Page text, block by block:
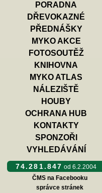
PORADNA
DŘEVOKAZNÉ
PŘEDNÁŠKY
MYKO AKCE
FOTOSOUTĚŽ
KNIHOVNA
MYKO ATLAS
NÁLEZIŠTĚ
HOUBY
OCHRANA HUB
KONTAKTY
SPONZOŘI
VYHLEDÁVÁNÍ
74.281.847 od 6.2.2004
ČMS na Facebooku
správce stránek